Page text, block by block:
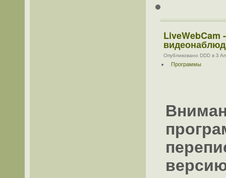
LiveWebCam
Опубликовано DDD в 3
Программы